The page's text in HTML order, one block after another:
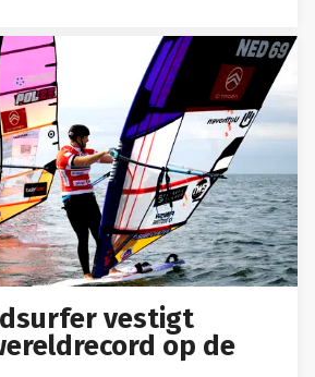
vestigt
op de